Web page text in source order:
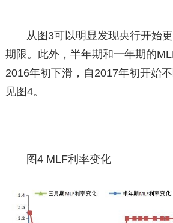
从图3可以明显发现央行开始
期限。此外，半年期和一年期的
2016年初下滑，自2017年初开始
见图4。
图4 MLF利率变化